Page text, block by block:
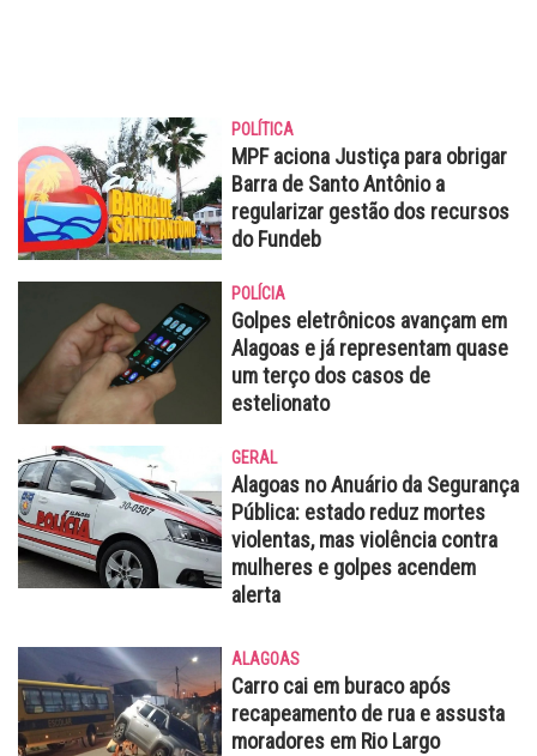
POLÍTICA
MPF aciona Justiça para obrigar
Barra de Santo Antônio a
regularizar gestão dos recursos
do Fundeb
POLÍCIA
Golpes eletrônicos avançam em
Alagoas e já representam quase
um terço dos casos de
estelionato
GERAL
Alagoas no Anuário da Segurança
Pública: estado reduz mortes
violentas, mas violência contra
mulheres e golpes acendem
alerta
ALAGOAS
Carro cai em buraco após
recapeamento de rua e assusta
moradores em Rio Largo